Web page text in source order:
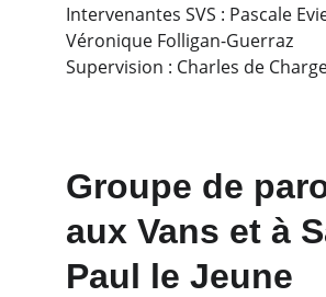
Intervenantes SVS : Pascale
Véronique Folligan-Guerraz
Supervision : Charles de
Groupe de
aux Vans et à
Paul le Jeune